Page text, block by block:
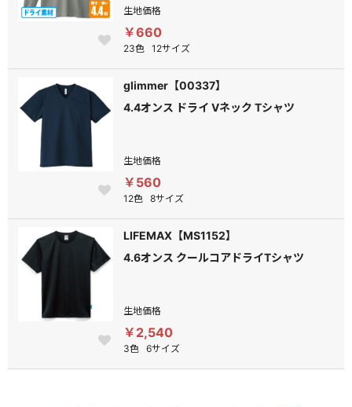
生地価格
￥660
23色 12サイズ
glimmer【00337】
4.4オンス ドライ Vネック Tシャツ
生地価格
￥560
12色 8サイズ
LIFEMAX【MS1152】
4.6オンス クールコアドライTシャツ
生地価格
￥2,540
3色 6サイズ